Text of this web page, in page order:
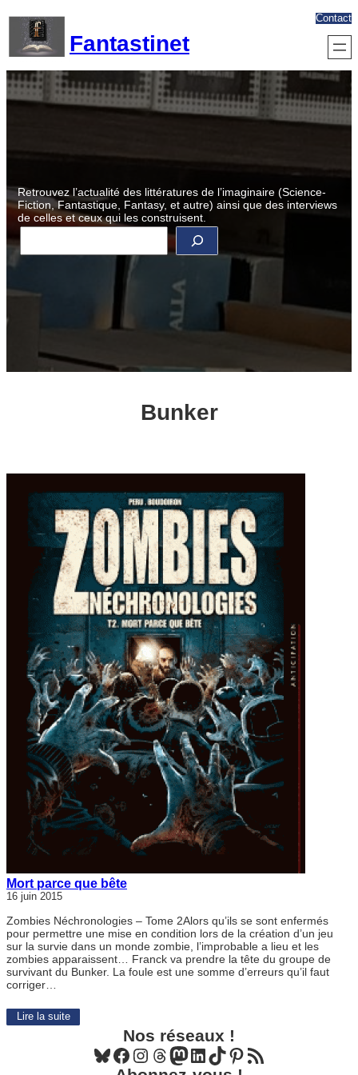
contenu
Fantastinet
Contact
Retrouvez l’actualité des littératures de l’imaginaire (Science-
Fiction, Fantastique, Fantasy, et autre) ainsi que des interviews
de celles et ceux qui les construisent.
R
e
c
r
Bunker
Mort parce que bête
16 juin 2015
Zombies Néchronologies – Tome 2Alors qu’ils se sont enfermés
pour permettre une mise en condition lors de la création d’un jeu
sur la survie dans un monde zombie, l’improbable a lieu et les
zombies apparaissent… Franck va prendre la tête du groupe de
survivant du Bunker. La foule est une somme d’erreurs qu’il faut
corriger…
Lire la suite
Nos réseaux !
Bluesky Facebook Instagram Threads Mastodon LinkedIn TikTok Pinterest Flux RSS